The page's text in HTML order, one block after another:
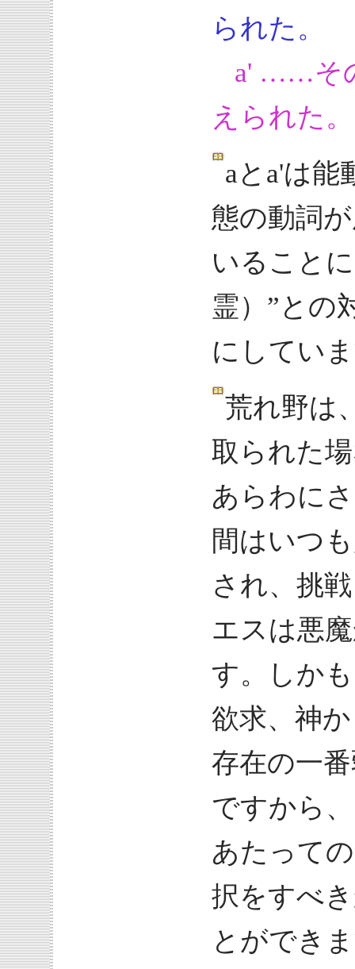
られた。
a' ……そ
えられた。
aとa'は能
態の動詞
いること
霊）”との
にしてい
荒れ野は
取られた
あらわに
間はいつ
され、挑
エスは悪
す。しか
欲求、神
存在の一
ですから
あたって
択をすべ
とができ